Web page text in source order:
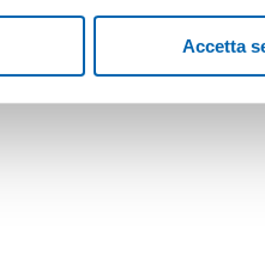
Accetta